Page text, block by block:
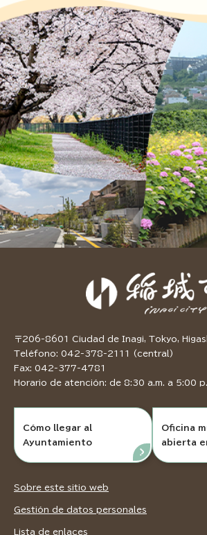
〒206-8601 Ciudad de Inagi, Tokyo,
Teléfono: 042-378-2111 (central)
Fax: 042-377-4781
Horario de atención: de 8:30 a.m. a 5:00
Cómo llegar al
Ayuntamiento
Oficina
abierta
Sobre este sitio web
Gestión de datos personales
Lista de enlaces